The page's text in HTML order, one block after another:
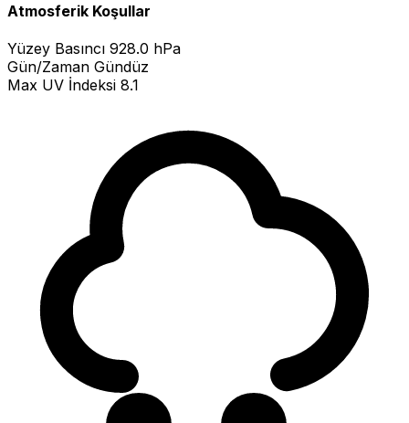
Atmosferik Koşullar
Yüzey Basıncı 928.0 hPa
Gün/Zaman Gündüz
Max UV İndeksi 8.1